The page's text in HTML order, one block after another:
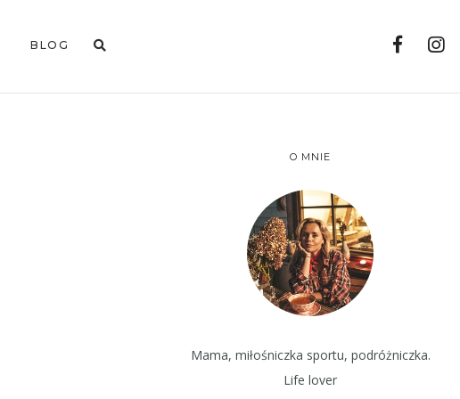
BLOG
O MNIE
Mama, miłośniczka sportu, podróżniczka.
Life lover